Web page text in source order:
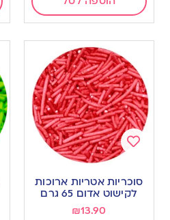
to
wishlist
סוכריות אטריות ארוכות
לקישוט אדום 65 גרם
₪13.90